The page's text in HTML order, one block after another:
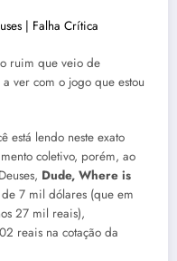
| Falha Crítica
ruim que veio de
ver com o jogo que estou
está lendo neste exato
coletivo, porém, ao
Dude, Where is
7 mil dólares (que em
27 mil reais),
reais na cotação da